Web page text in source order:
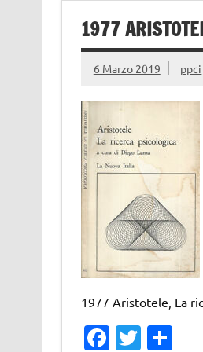
1977
6 Marzo 2019 ppci
1977 Aristotele, La
Fa T C